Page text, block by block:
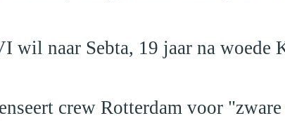
wil naar Sebta, 19 jaar na woede
crew Rotterdam voor